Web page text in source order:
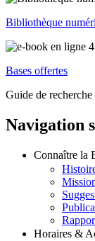
Bibliothèque
Bases offertes
Guide de recherche
Navigation
Connaître la
Horaires &